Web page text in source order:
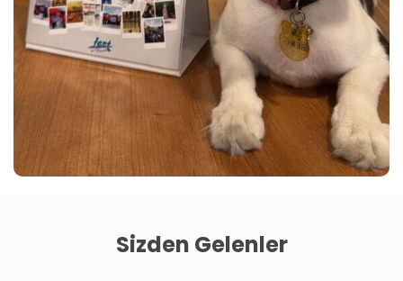
Sizden Gelenler